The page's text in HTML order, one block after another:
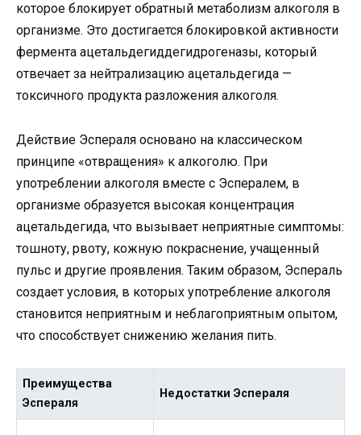
которое блокирует обратный метаболизм алкоголя в
организме. Это достигается блокировкой активности
фермента ацетальдегиддегидрогеназы, который
отвечает за нейтрализацию ацетальдегида —
токсичного продукта разложения алкоголя.
Действие Эспераля основано на классическом
принципе «отвращения» к алкоголю. При
употреблении алкоголя вместе с Эспералем, в
организме образуется высокая концентрация
ацетальдегида, что вызывает неприятные симптомы:
тошноту, рвоту, кожную покраснение, учащенный
пульс и другие проявления. Таким образом, Эспераль
создает условия, в которых употребление алкоголя
становится неприятным и неблагоприятным опытом,
что способствует снижению желания пить.
Преимущества
Эспераля
Недостатки Эспераля